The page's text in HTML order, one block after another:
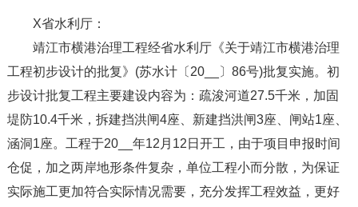
X省水利厅：
靖江市横港治理工程经省水利厅《关于靖江市横港治理
工程初步设计的批复》(苏水计〔20__〕86号)批复实施。初
步设计批复工程主要建设内容为：疏浚河道27.5千米，加固
堤防10.4千米，拆建挡洪闸4座、新建挡洪闸3座、闸站1座、
涵洞1座。工程于20__年12月12日开工，由于项目申报时间
仓促，加之两岸地形条件复杂，单位工程小而分散，为保证
实际施工更加符合实际情况需要，充分发挥工程效益，更好